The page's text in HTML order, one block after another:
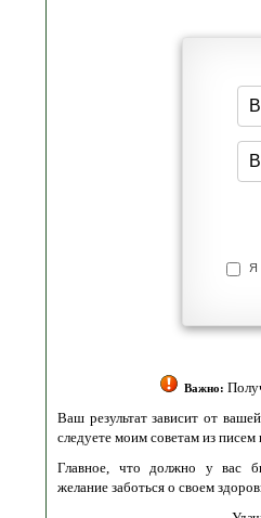
Я
Получение
Ваш результат зависит от вашей
следуете моим советам из писем и книг.
Главное, что должно у вас быть -
желание заботься о своем здоровье.